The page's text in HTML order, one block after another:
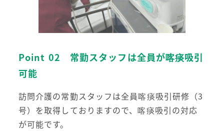
Point 02 常勤スタッフは全員が喀痰吸引
可能
訪問介護の常勤スタッフは全員喀痰吸引研修（3
号）を取得しておりますので、喀痰吸引の対応
が可能です。